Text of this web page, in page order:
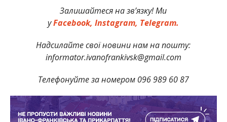
Залишайтеся на зв’язку! Ми
уFacebook, Instagram, Telegram.
Надсилайте свої новини нам на пошту:
informator.ivanofrankivsk@gmail.com
Телефонуйте за номером 096 989 60 87